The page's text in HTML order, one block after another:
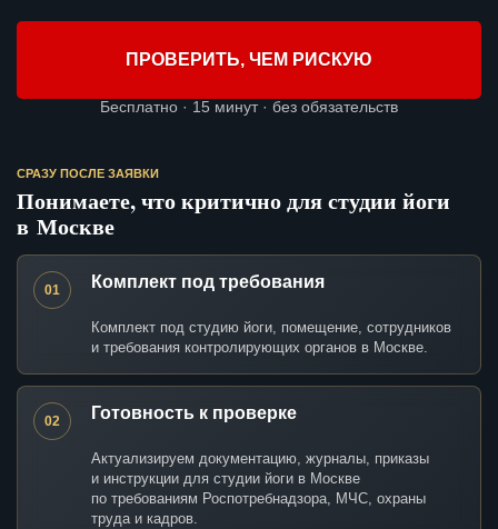
ПРОВЕРИТЬ, ЧЕМ РИСКУЮ
Бесплатно · 15 минут · без обязательств
СРАЗУ ПОСЛЕ ЗАЯВКИ
Понимаете, что критично для студии йоги
в Москве
01 Комплект под требования
Комплект под студию йоги, помещение, сотрудников
и требования контролирующих органов в Москве.
02 Готовность к проверке
Актуализируем документацию, журналы, приказы
и инструкции для студии йоги в Москве
по требованиям Роспотребнадзора, МЧС, охраны
труда и кадров.